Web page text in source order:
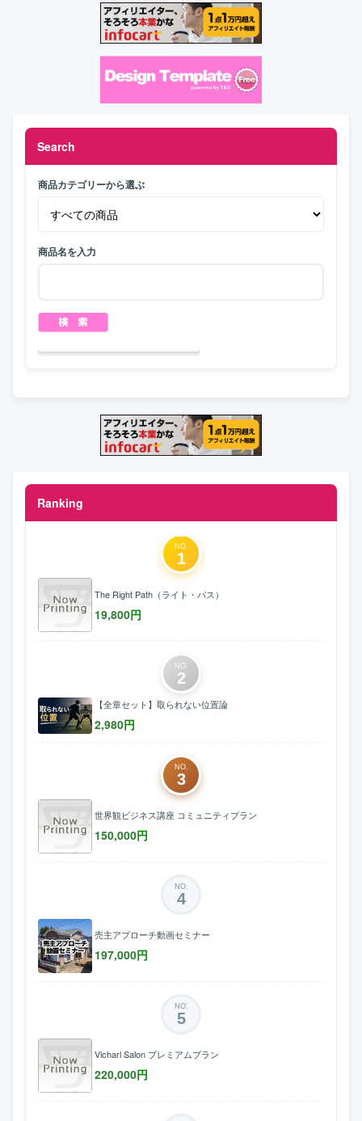
Search
商品カテゴリーから選ぶ
商品名を入力
Ranking
NO.
1
The Right Path（ライト・パス）
19,800円
NO.
2
【全章セット】取られない位置論
2,980円
NO.
3
世界観ビジネス講座 コミュニティプラン
150,000円
NO.
4
売主アプローチ動画セミナー
197,000円
NO.
5
Vicharl Salon プレミアムプラン
220,000円